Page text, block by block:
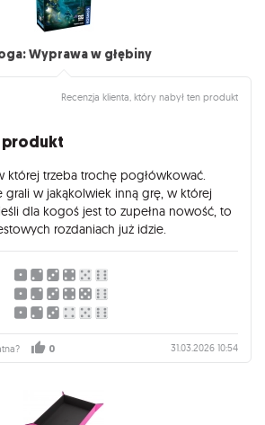
Wyprawa w głębiny
Recenzja klienta, który nabył ten produkt
produkt
której trzeba trochę pogłówkować.
grali w jakąkolwiek inną grę, w której
dla kogoś jest to zupełna nowość, to
rozdaniach już idzie.
0 31.03.2026 10:54